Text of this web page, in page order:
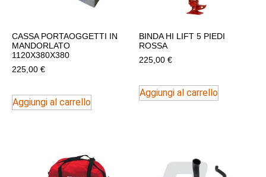
CASSA PORTAOGGETTI IN
MANDORLATO
1120X380X380
225,00 €
Aggiungi al carrello
BINDA HI LIFT 5 PIEDI
ROSSA
225,00 €
Aggiungi al carrello